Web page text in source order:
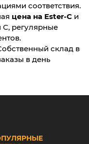
соответствия.
цена на Ester-Cи
регулярные
склад в
в день